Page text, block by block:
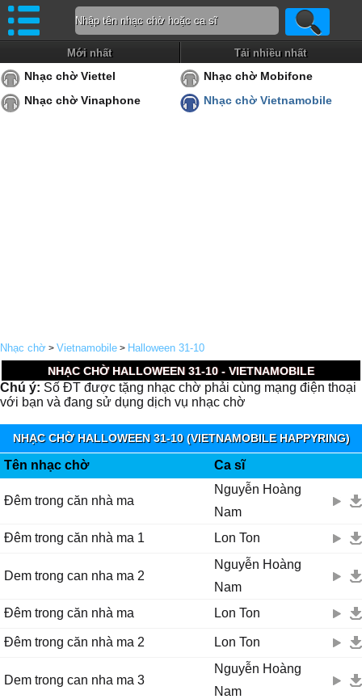
Mới nhất Tải nhiều nhất
Nhạc chờ Viettel
Nhạc chờ Mobifone
Nhạc chờ Vinaphone
Nhạc chờ Vietnamobile
Nhạc chờ > Vietnamobile > Halloween 31-10
NHẠC CHỜ HALLOWEEN 31-10 - VIETNAMOBILE
Chú ý: Số ĐT được tặng nhạc chờ phải cùng mạng điện thoại
với bạn và đang sử dụng dịch vụ nhạc chờ
NHẠC CHỜ HALLOWEEN 31-10 (VIETNAMOBILE HAPPYRING)
Tên nhạc chờ Ca sĩ
Đêm trong căn nhà ma
Nguyễn Hoàng
Nam
Đêm trong căn nhà ma 1
Lon Ton
Dem trong can nha ma 2
Nguyễn Hoàng
Nam
Đêm trong căn nhà ma
Lon Ton
Đêm trong căn nhà ma 2 Lon Ton
Dem trong can nha ma 3
Nguyễn Hoàng
Nam